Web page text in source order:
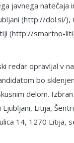
javnega natečaja
(http://dol.si/
(http://smartno-
redar opravljal v
bo
delom.
Litija,
14, 1270 Litija,